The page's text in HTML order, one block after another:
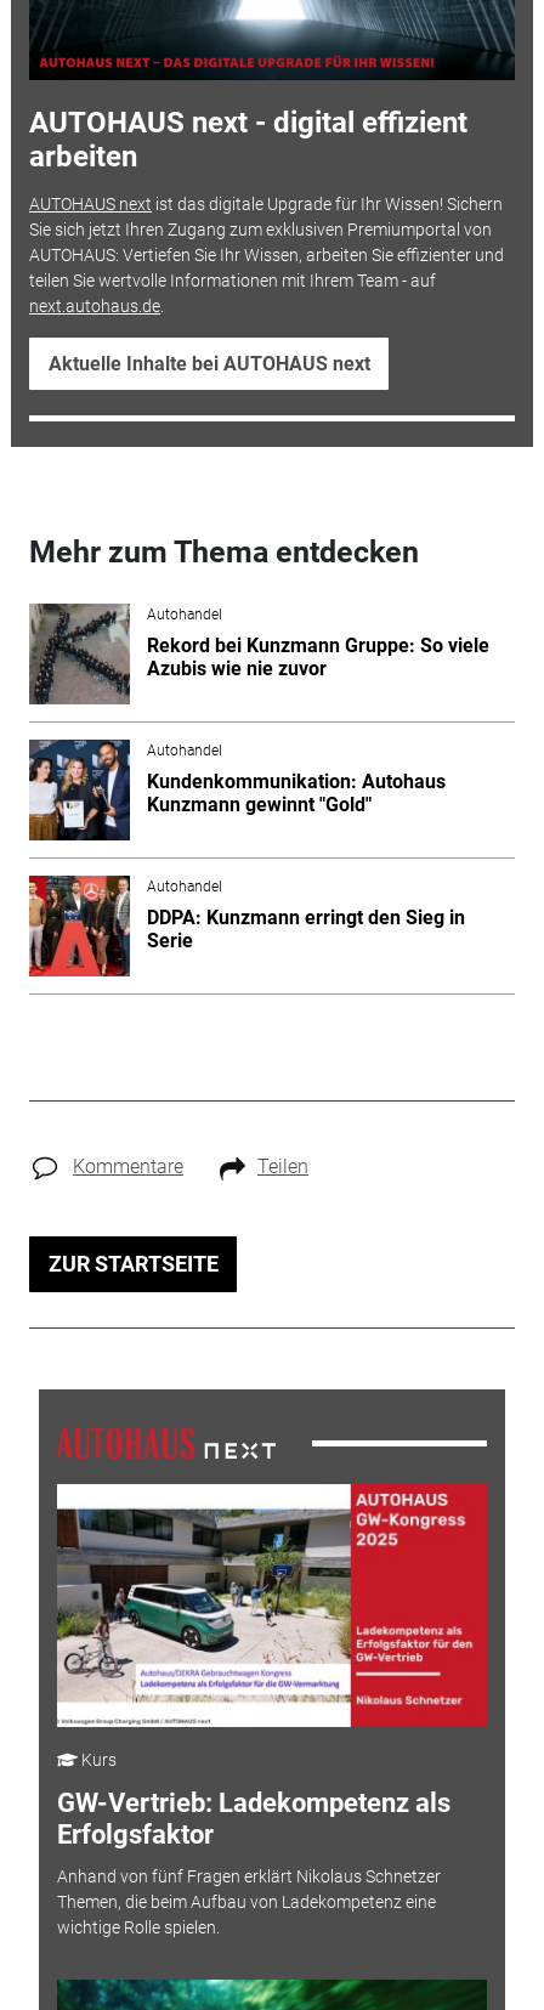
AUTOHAUS next - digital effizient
arbeiten
AUTOHAUS next ist das digitale Upgrade für Ihr Wissen! Sichern
Sie sich jetzt Ihren Zugang zum exklusiven Premiumportal von
AUTOHAUS: Vertiefen Sie Ihr Wissen, arbeiten Sie effizienter und
teilen Sie wertvolle Informationen mit Ihrem Team - auf
next.autohaus.de.
Aktuelle Inhalte bei AUTOHAUS next
Mehr zum Thema entdecken
Autohandel
Rekord bei Kunzmann Gruppe: So viele
Azubis wie nie zuvor
Autohandel
Kundenkommunikation: Autohaus
Kunzmann gewinnt "Gold"
Autohandel
DDPA: Kunzmann erringt den Sieg in
Serie
Kommentare Teilen
ZUR STARTSEITE
Kurs
GW-Vertrieb: Ladekompetenz als
Erfolgsfaktor
Anhand von fünf Fragen erklärt Nikolaus Schnetzer
Themen, die beim Aufbau von Ladekompetenz eine
wichtige Rolle spielen.